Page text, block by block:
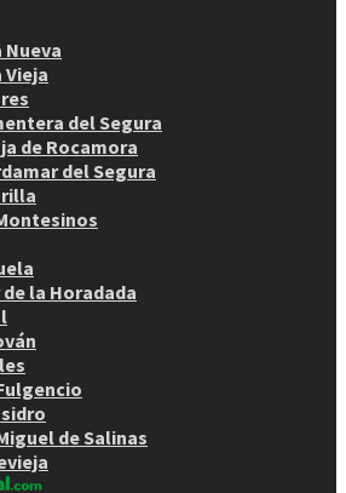
Nueva
Vieja
del Segura
de Rocamora
del Segura
la Horadada
de Salinas